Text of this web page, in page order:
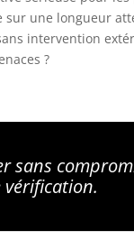
une longueur
intervention
?
sans
vérification.